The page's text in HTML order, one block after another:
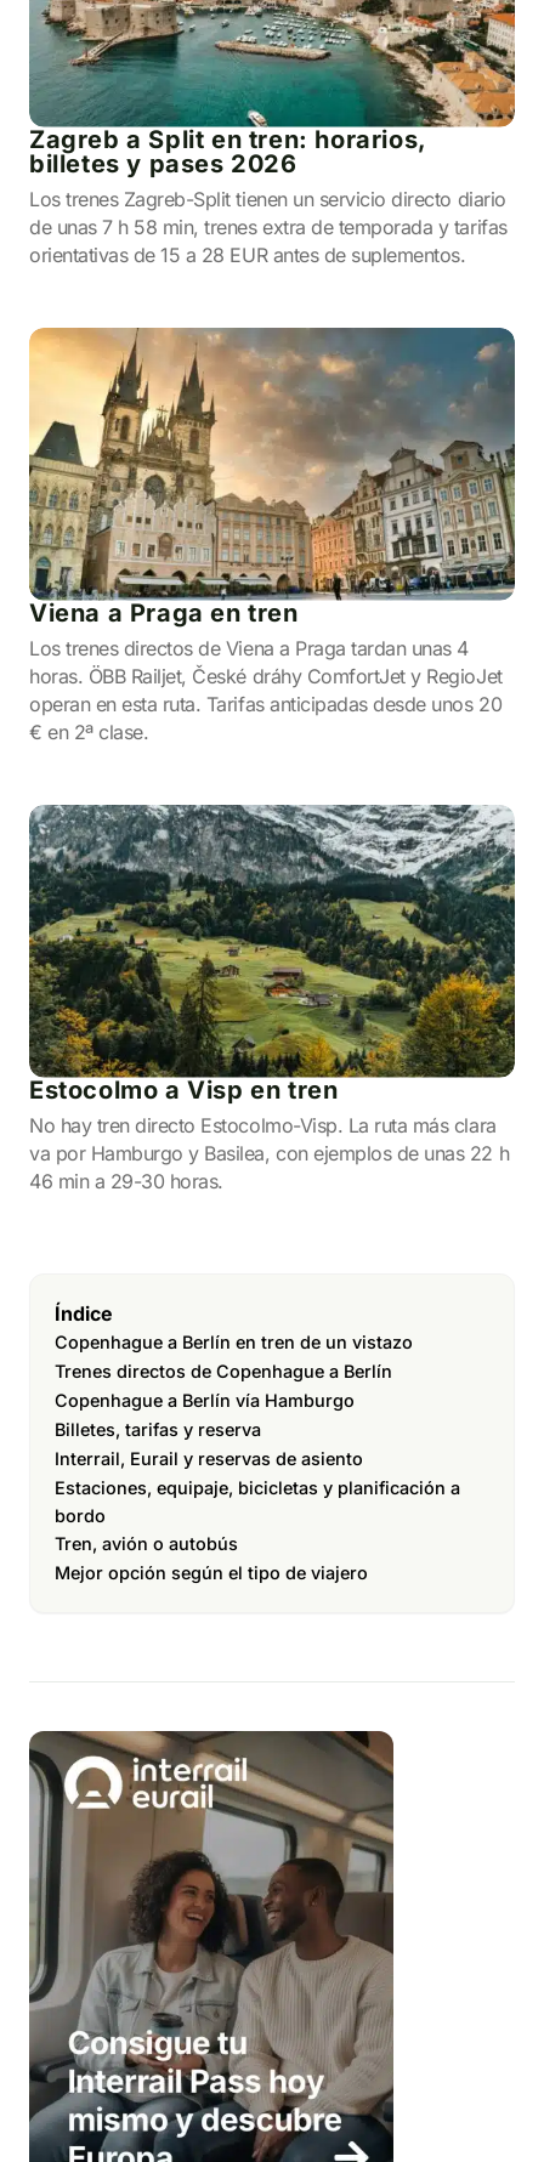
Zagreb a Split en tren: horarios,
billetes y pases 2026
Los trenes Zagreb-Split tienen un servicio directo diario
de unas 7 h 58 min, trenes extra de temporada y tarifas
orientativas de 15 a 28 EUR antes de suplementos.
Viena a Praga en tren
Los trenes directos de Viena a Praga tardan unas 4
horas. ÖBB Railjet, České dráhy ComfortJet y RegioJet
operan en esta ruta. Tarifas anticipadas desde unos 20
€ en 2ª clase.
Estocolmo a Visp en tren
No hay tren directo Estocolmo-Visp. La ruta más clara
va por Hamburgo y Basilea, con ejemplos de unas 22 h
46 min a 29-30 horas.
Índice
Copenhague a Berlín en tren de un vistazo
Trenes directos de Copenhague a Berlín
Copenhague a Berlín vía Hamburgo
Billetes, tarifas y reserva
Interrail, Eurail y reservas de asiento
Estaciones, equipaje, bicicletas y planificación a
bordo
Tren, avión o autobús
Mejor opción según el tipo de viajero